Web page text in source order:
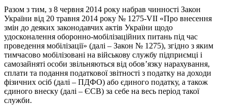
Разом з тим, з 8 червня 2014 року набрав чинності Закон
України від 20 травня 2014 року № 1275-VII «Про внесення
змін до деяких законодавчих актів України щодо
удосконалення оборонно-мобілізаційних питань під час
проведення мобілізації» (далі – Закон № 1275), згідно з яким
тимчасово мобілізовані на військову службу підприємці і
самозайняті особи звільняються від обов’язку нарахування,
сплати та подання податкової звітності з податку на доходи
фізичних осіб (далі – ПДФО) або єдиного податку, а також
єдиного внеску (далі – ЄСВ) за себе на весь період такої
служби.